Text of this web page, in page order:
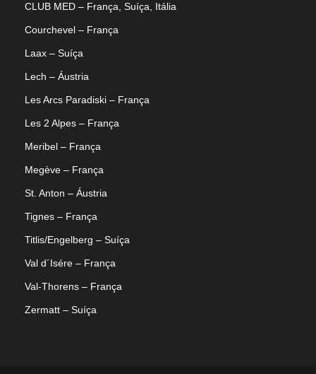
CLUB MED – França, Suíça, Itália
Courchevel – França
Laax – Suíça
Lech – Áustria
Les Arcs Paradiski – França
Les 2 Alpes – França
Meribel – França
Megève – França
St. Anton – Áustria
Tignes – França
Titlis/Engelberg – Suíça
Val d´Isére – França
Val-Thorens – França
Zermatt – Suíça